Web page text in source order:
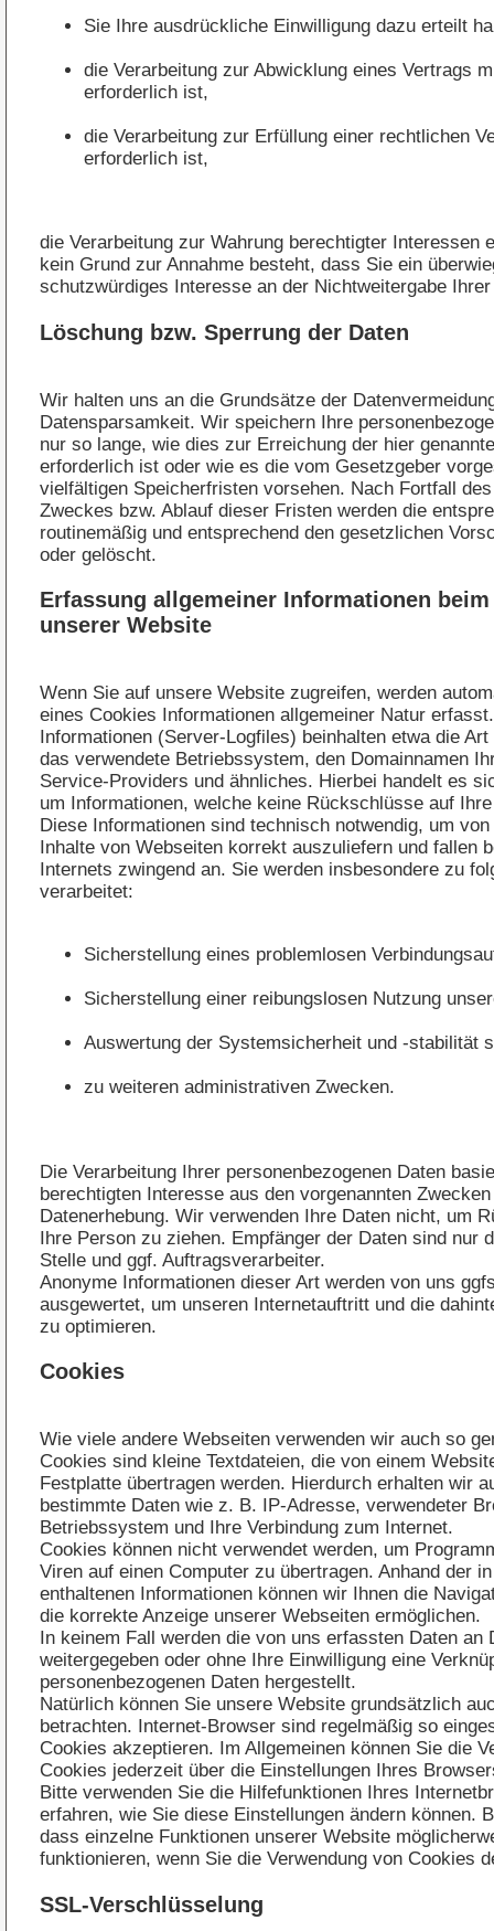
Sie Ihre ausdrückliche Einwilligung dazu erteilt
die Verarbeitung zur Abwicklung eines Vertrags
erforderlich ist,
die Verarbeitung zur Erfüllung einer rechtlichen
erforderlich ist,
die Verarbeitung zur Wahrung berechtigter Interessen
kein Grund zur Annahme besteht, dass Sie ein
schutzwürdiges Interesse an der Nichtweitergabe
Löschung bzw. Sperrung der Daten
Wir halten uns an die Grundsätze der
Datensparsamkeit. Wir speichern Ihre
nur so lange, wie dies zur Erreichung der hier
erforderlich ist oder wie es die vom Gesetzgeber
vielfältigen Speicherfristen vorsehen. Nach Fortfall
Zweckes bzw. Ablauf dieser Fristen werden die
routinemäßig und entsprechend den gesetzlichen
oder gelöscht.
Erfassung allgemeiner Informationen
unserer Website
Wenn Sie auf unsere Website zugreifen, werden
eines Cookies Informationen allgemeiner Natur
Informationen (Server-Logfiles) beinhalten etwa die
das verwendete Betriebssystem, den Domainnamen
Service-Providers und ähnliches. Hierbei handelt es
um Informationen, welche keine Rückschlüsse auf
Diese Informationen sind technisch notwendig, um
Inhalte von Webseiten korrekt auszuliefern und fallen
Internets zwingend an. Sie werden insbesondere zu
verarbeitet:
Sicherstellung eines problemlosen
Sicherstellung einer reibungslosen Nutzung
Auswertung der Systemsicherheit und -stabilität
zu weiteren administrativen Zwecken.
Die Verarbeitung Ihrer personenbezogenen Daten
berechtigten Interesse aus den vorgenannten
Datenerhebung. Wir verwenden Ihre Daten nicht, um
Ihre Person zu ziehen. Empfänger der Daten sind nur
Stelle und ggf. Auftragsverarbeiter.
Anonyme Informationen dieser Art werden von uns
ausgewertet, um unseren Internetauftritt und die
zu optimieren.
Cookies
Wie viele andere Webseiten verwenden wir auch so
Cookies sind kleine Textdateien, die von einem
Festplatte übertragen werden. Hierdurch erhalten wir
bestimmte Daten wie z. B. IP-Adresse, verwendeter
Betriebssystem und Ihre Verbindung zum Internet.
Cookies können nicht verwendet werden, um
Viren auf einen Computer zu übertragen. Anhand der
enthaltenen Informationen können wir Ihnen die
die korrekte Anzeige unserer Webseiten ermöglichen.
In keinem Fall werden die von uns erfassten Daten an
weitergegeben oder ohne Ihre Einwilligung eine
personenbezogenen Daten hergestellt.
Natürlich können Sie unsere Website grundsätzlich
betrachten. Internet-Browser sind regelmäßig so
Cookies akzeptieren. Im Allgemeinen können Sie die
Cookies jederzeit über die Einstellungen Ihres
Bitte verwenden Sie die Hilfefunktionen Ihres
erfahren, wie Sie diese Einstellungen ändern können.
dass einzelne Funktionen unserer Website
funktionieren, wenn Sie die Verwendung von Cookies
SSL-Verschlüsselung